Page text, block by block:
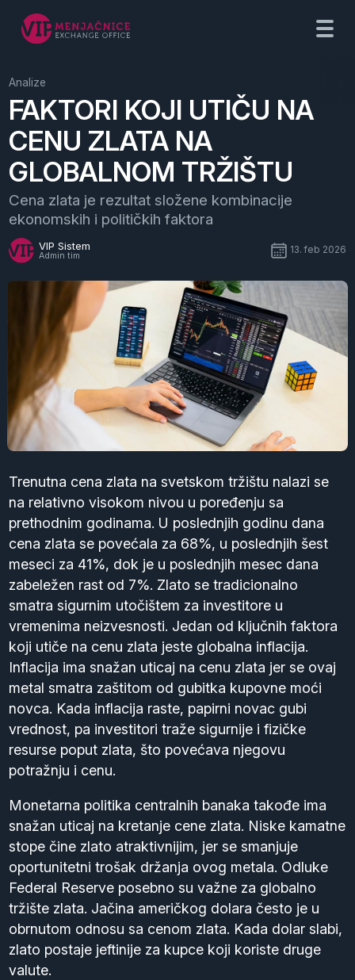
Analize
FAKTORI KOJI UTIČU NA
CENU ZLATA NA
GLOBALNOM TRŽIŠTU
Cena zlata je rezultat složene kombinacije
ekonomskih i političkih faktora
VIP Sistem
Admin tim
13. feb 2026
Trenutna cena zlata na svetskom tržištu nalazi se
na relativno visokom nivou u poređenju sa
prethodnim godinama. U poslednjih godinu dana
cena zlata se povećala za 68%, u poslednjih šest
meseci za 41%, dok je u poslednjih mesec dana
zabeležen rast od 7%. Zlato se tradicionalno
smatra sigurnim utočištem za investitore u
vremenima neizvesnosti. Jedan od ključnih faktora
koji utiče na cenu zlata jeste globalna inflacija.
Inflacija ima snažan uticaj na cenu zlata jer se ovaj
metal smatra zaštitom od gubitka kupovne moći
novca. Kada inflacija raste, papirni novac gubi
vrednost, pa investitori traže sigurnije i fizičke
resurse poput zlata, što povećava njegovu
potražnju i cenu.
Monetarna politika centralnih banaka takođe ima
snažan uticaj na kretanje cene zlata. Niske kamatne
stope čine zlato atraktivnijim, jer se smanjuje
oportunitetni trošak držanja ovog metala. Odluke
Federal Reserve posebno su važne za globalno
tržište zlata. Jačina američkog dolara često je u
obrnutom odnosu sa cenom zlata. Kada dolar slabi,
zlato postaje jeftinije za kupce koji koriste druge
valute.